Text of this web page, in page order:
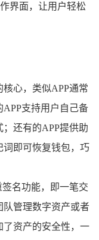
界面，让用户轻松
核心，类似APP通常
支持用户自己备
还有的APP提供助
即可恢复钱包，巧
签名功能，即一笔交
队管理数字资产或者
了资产的安全性，一